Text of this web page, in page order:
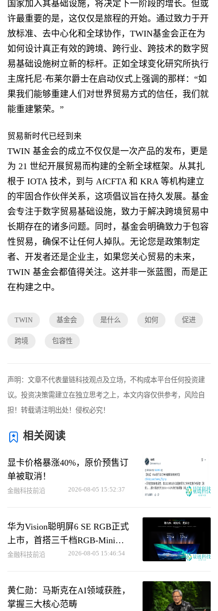
国家加入其基础设施，将决定下一阶段的增长。但或
许最重要的是，这仅仅是旅程的开始。通过致力于开
放标准、去中心化和全球协作，TWIN基金会正在为
如何设计真正有效的跨境、跨行业、跨技术的数字贸
易基础设施树立新的标杆。正如全球变化研究所执行
主席托尼·布莱尔爵士在启动仪式上强调的那样：“如
果我们能够重建人们对世界贸易方式的信任，我们就
能重建繁荣。”
贸易新时代已经到来
TWIN 基金会的成立不仅仅是一次产品的发布，更是
为 21 世纪开展贸易而构建的全新全球框架。从其扎
根于 IOTA 技术，到与 AfCFTA 和 KRA 等机构建立
的牢固合作伙伴关系，这项倡议旨在持久发展。基金
会专注于数字贸易基础设施，致力于解决跨境贸易中
长期存在的诸多问题。同时，基金会明确致力于包容
性贸易，确保不让任何人掉队。无论您是政策制定
者、开发者还是企业主，如果您关心贸易的未来，
TWIN 基金会都值得关注。这并非一张蓝图，而是正
在构建之中。
TWIN 基金会 是什么 如何 促进
跨境 包容性
声明：文章不代表量链科技观点及立场，不构成本平台任何投资建
议。投资决策需建立在独立思考之上，本文内容仅供参考，风险自
担！转载请注明出处！侵权必究！
相关阅读
显卡价格暴涨40%，原价预售订
单被取消！
金融科技前沿 2026-08-05 15:52:37
华为Vision聪明屏6 SE RGB正式
上市，首搭三千档RGB-Mini
LED技术
金融科技前沿 2026-08-05 15:46:54
黄仁勋：马斯克在AI领域获胜，
掌握三大核心范畴